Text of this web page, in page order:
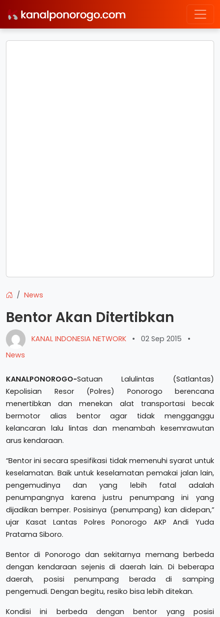
News
Bentor Akan Ditertibkan
KANAL INDONESIA NETWORK • 02 Sep 2015
•
News
KANALPONOROGO-Satuan Lalulintas (Satlantas)
Kepolisian Resor (Polres) Ponorogo berencana
menertibkan dan menekan alat transportasi becak
bermotor alias bentor agar tidak mengganggu
kelancaran lalu lintas dan menambah kesemrawutan
arus kendaraan.
“Bentor ini secara spesifikasi tidak memenuhi syarat untuk
keselamatan. Baik untuk keselamatan pemakai jalan lain,
pengemudinya dan yang lebih fatal adalah
penumpangnya karena justru penumpang ini yang
dijadikan bemper. Posisinya (penumpang) kan didepan,”
ujar Kasat Lantas Polres Ponorogo AKP Andi Yuda
Pratama Siboro.
Bentor di Ponorogo dan sekitarnya memang berbeda
dengan kendaraan sejenis di daerah lain. Di beberapa
daerah, posisi penumpang berada di samping
pengemudi. Dengan begitu, resiko bisa lebih ditekan.
Kondisi ini berbeda dengan bentor yang posisi